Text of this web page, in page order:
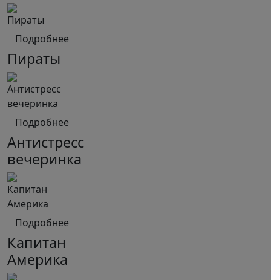
Подробнее
Пираты
Подробнее
Антистресс
вечеринка
Подробнее
Капитан
Америка